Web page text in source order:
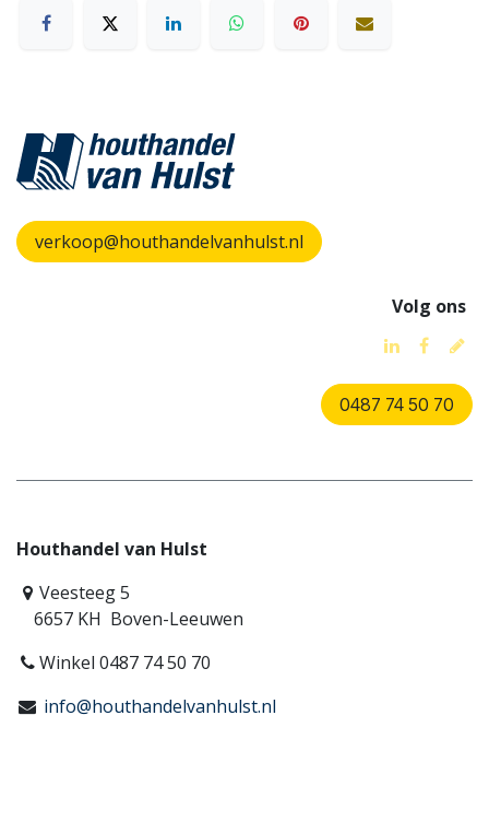
verkoop@houthandelvanhulst.nl
Volg ons
0487 74 50 70
Houthandel van Hulst
Veesteeg 5
6657 KH Boven-Leeuwen
Winkel 0487 74 50 70
info@houthandelvanhulst.nl